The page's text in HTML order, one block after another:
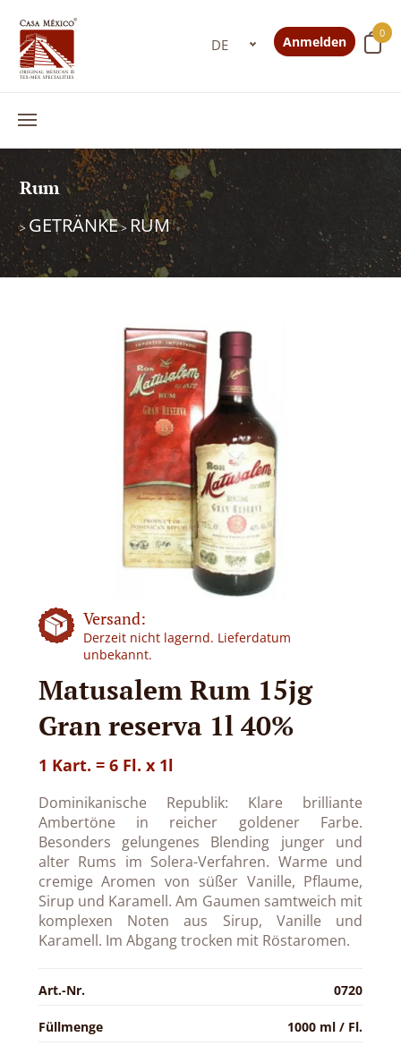
0
Anmelden
Rum
> GETRÄNKE> RUM
Versand:
Derzeit nicht lagernd. Lieferdatum
unbekannt.
Matusalem Rum 15jg
Gran reserva 1l 40%
1 Kart. = 6 Fl. x 1l
Dominikanische Republik: Klare brilliante
Ambertöne in reicher goldener Farbe.
Besonders gelungenes Blending junger und
alter Rums im Solera-Verfahren. Warme und
cremige Aromen von süßer Vanille, Pflaume,
Sirup und Karamell. Am Gaumen samtweich mit
komplexen Noten aus Sirup, Vanille und
Karamell. Im Abgang trocken mit Röstaromen.
Art.-Nr. 0720
Füllmenge 1000 ml / Fl.